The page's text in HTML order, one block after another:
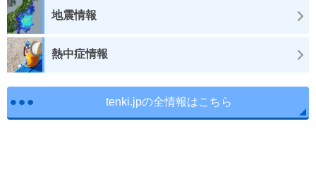
地震情報
熱中症情報
tenki.jpの全情報はこちら